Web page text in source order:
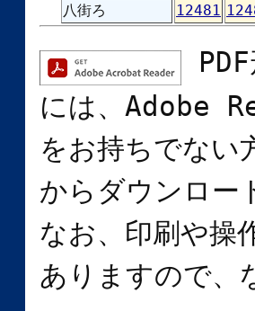
八街ろ
12481
には、 Adobe
をお持ちでない
からダウンロー
なお、印刷や操
ありますので、